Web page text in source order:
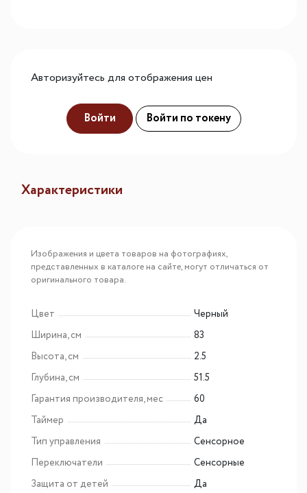
Авторизуйтесь для отображения цен
Войти Войти по токену
Характеристики
Изображения и цвета товаров на фотографиях,
представленных в каталоге на сайте, могут отличаться от
оригинального товара.
Цвет
Черный
Ширина, см
83
Высота, см
2.5
Глубина, см
51.5
Гарантия производителя, мес
60
Таймер
Да
Тип управления
Сенсорное
Переключатели
Сенсорные
Защита от детей
Да